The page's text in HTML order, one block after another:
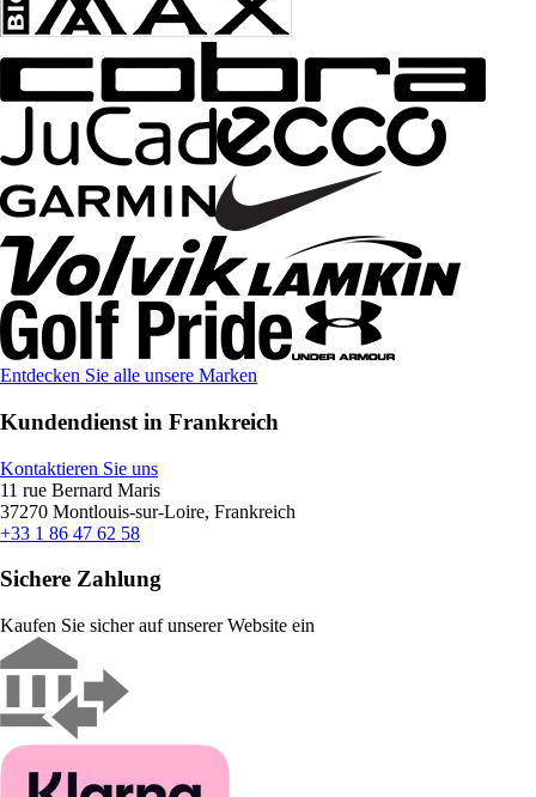
Entdecken Sie alle unsere Marken
Kundendienst in Frankreich
Kontaktieren Sie uns
11 rue Bernard Maris
37270 Montlouis-sur-Loire, Frankreich
+33 1 86 47 62 58
Sichere Zahlung
Kaufen Sie sicher auf unserer Website ein